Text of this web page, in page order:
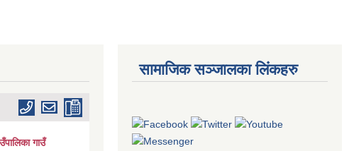
सामाजिक सञ्जालका लिंकहरु